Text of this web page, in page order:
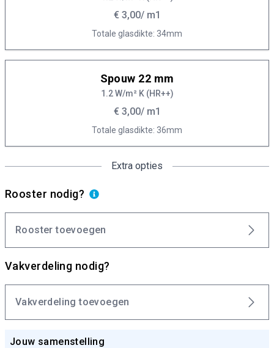
€ 3,00/ m1
Totale glasdikte: 34mm
Spouw 22 mm
1.2 W/m² K (HR++)
€ 3,00/ m1
Totale glasdikte: 36mm
Extra opties
Rooster nodig?
Rooster toevoegen
Vakverdeling nodig?
Vakverdeling toevoegen
Jouw samenstelling